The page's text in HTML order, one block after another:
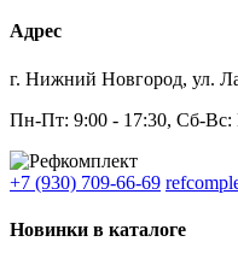
Адрес
г. Нижний Новгород, ул.
Пн-Пт: 9:00 - 17:30, Сб-Вс:
+7 (930) 709-66-69
Новинки в каталоге